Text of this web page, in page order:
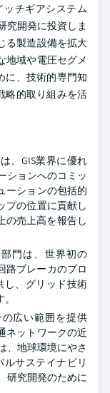
ッチギアシステム
究開発に投資しま
る製造設備を拡大
地域や電圧セグメ
に、技術的専門知
略的取り組みを活
、GIS業界に優れ
ションへのコミッ
ーションの包括的
プの位置に貢献し
の売上高を報告し
門は、世界初の
路ブレーカのプロ
し、グリッド技術
広い範囲を提供
ネットワークの近
、地球環境にやさ
ルサステイナビリ
研究開発のために